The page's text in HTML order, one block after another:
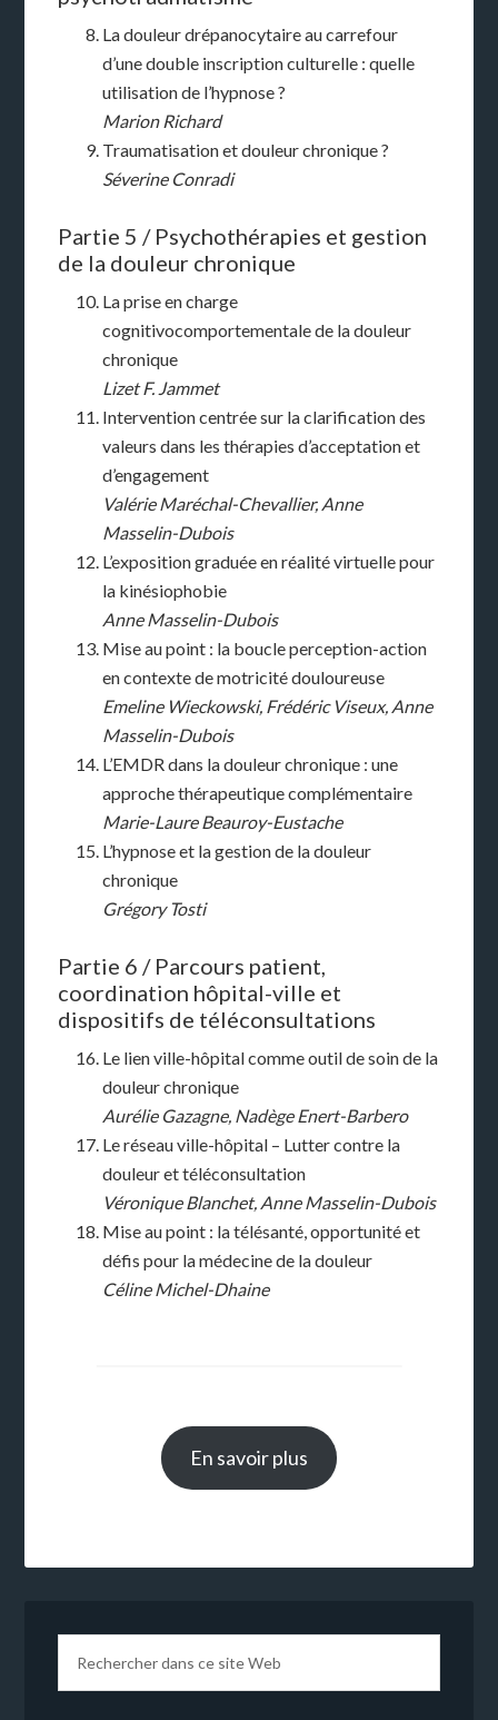
La douleur drépanocytaire au carrefour
d’une double inscription culturelle : quelle
utilisation de l’hypnose ?
Marion Richard
Traumatisation et douleur chronique ?
Séverine Conradi
Partie 5 / Psychothérapies et gestion
de la douleur chronique
La prise en charge
cognitivocomportementale de la douleur
chronique
Lizet F. Jammet
Intervention centrée sur la clarification des
valeurs dans les thérapies d’acceptation et
d’engagement
Valérie Maréchal-Chevallier, Anne
Masselin-Dubois
L’exposition graduée en réalité virtuelle pour
la kinésiophobie
Anne Masselin-Dubois
Mise au point : la boucle perception-action
en contexte de motricité douloureuse
Emeline Wieckowski, Frédéric Viseux, Anne
Masselin-Dubois
L’EMDR dans la douleur chronique : une
approche thérapeutique complémentaire
Marie-Laure Beauroy-Eustache
L’hypnose et la gestion de la douleur
chronique
Grégory Tosti
Partie 6 / Parcours patient,
coordination hôpital-ville et
dispositifs de téléconsultations
Le lien ville-hôpital comme outil de soin de la
douleur chronique
Aurélie Gazagne, Nadège Enert-Barbero
Le réseau ville-hôpital – Lutter contre la
douleur et téléconsultation
Véronique Blanchet, Anne Masselin-Dubois
Mise au point : la télésanté, opportunité et
défis pour la médecine de la douleur
Céline Michel-Dhaine
En savoir plus